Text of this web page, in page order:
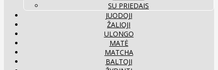
SU PRIEDAIS
JUODOJI
ŽALIOJI
ULONGO
MATĖ
MATCHA
BALTOJI